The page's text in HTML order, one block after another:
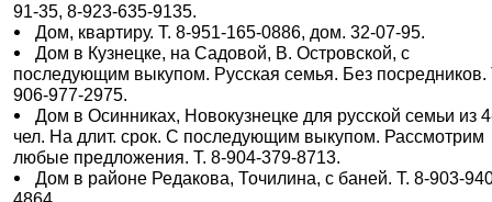
91-35, 8-923-635-9135.
Дом, квартиру. Т. 8-951-165-0886, дом. 32-07-95.
Дом в Кузнецке, на Садовой, В. Островской, с
последующим выкупом. Русская семья. Без посредников.
906-977-2975.
Дом в Осинниках, Новокузнецке для русской семьи из
чел. На длит. срок. С последующим выкупом. Рассмотрим
любые предложения. Т. 8-904-379-8713.
Дом в районе Редакова, Точилина, с баней. Т. 8-903-